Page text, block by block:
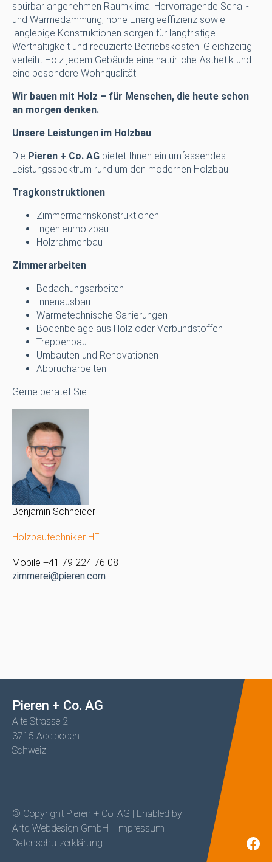
spürbar angenehmen Raumklima. Hervorragende Schall-
und Wärmedämmung, hohe Energieeffizienz sowie
langlebige Konstruktionen sorgen für langfristige
Werthaltigkeit und reduzierte Betriebskosten. Gleichzeitig
verleiht Holz jedem Gebäude eine natürliche Ästhetik und
eine besondere Wohnqualität.
Wir bauen mit Holz – für Menschen, die heute schon
an morgen denken.
Unsere Leistungen im Holzbau
Die Pieren + Co. AG bietet Ihnen ein umfassendes
Leistungsspektrum rund um den modernen Holzbau:
Tragkonstruktionen
Zimmermannskonstruktionen
Ingenieurholzbau
Holzrahmenbau
Zimmerarbeiten
Bedachungsarbeiten
Innenausbau
Wärmetechnische Sanierungen
Bodenbeläge aus Holz oder Verbundstoffen
Treppenbau
Umbauten und Renovationen
Abbrucharbeiten
Gerne beratet Sie:
Benjamin Schneider
Holzbautechniker HF
Mobile +41 79 224 76 08
zimmerei@pieren.com
Pieren + Co. AG
Alte Strasse 2
3715 Adelboden
Schweiz
© Copyright Pieren + Co. AG | Enabled by
Artd Webdesign GmbH | Impressum |
Datenschutzerklärung